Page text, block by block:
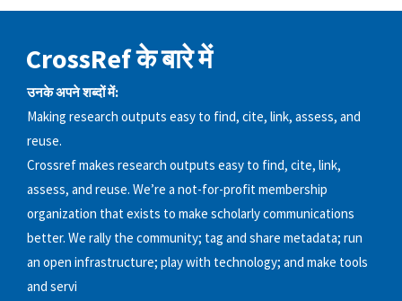
CrossRef के बारे में
उनके अपने शब्दों में:
Making research outputs easy to find, cite, link, assess, and
reuse.
Crossref makes research outputs easy to find, cite, link,
assess, and reuse. We’re a not-for-profit membership
organization that exists to make scholarly communications
better. We rally the community; tag and share metadata; run
an open infrastructure; play with technology; and make tools
and servi